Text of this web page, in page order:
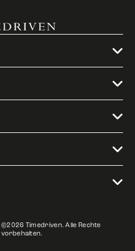
©2026 Timedriven. Alle Rechte
vorbehalten.